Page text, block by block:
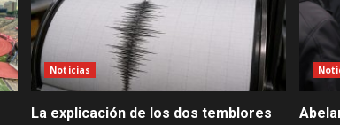
Noticias
La explicación de los dos temblores